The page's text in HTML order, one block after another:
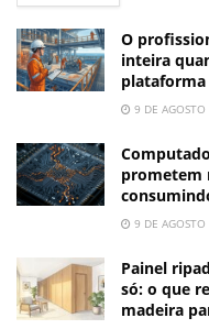
O
inteira
plataforma
9 DE
prometem
9 DE
Painel
só: o que
madeira